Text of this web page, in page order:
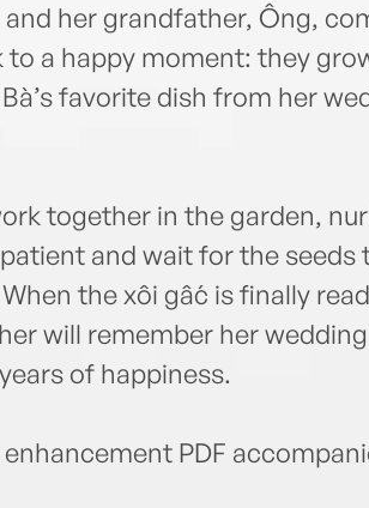
her grandfather, Ông,
to a happy moment: they
favorite dish from her
together in the garden,
and wait for the seeds
the xôi gấc is finally
will remember her
of happiness.
PDF